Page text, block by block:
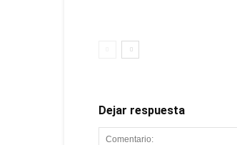
Dejar respuesta